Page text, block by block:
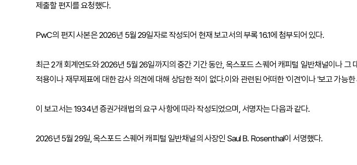
제출할 편지를 요청했다.
PwC의 편지 사본은 2026년 5월 29일자로 작성되어 현재 보고서의 부록 16.1에 첨부되어 있다.
최근 2개 회계연도와 2026년 5월 26일까지의 중간 기간 동안, 옥스포드 스퀘어 캐피털 일반채널이나 그
적용이나 재무제표에 대한 감사 의견에 대해 상담한 적이 없다.이와 관련된 어떠한 '이견'이나 '보고 가능
이 보고서는 1934년 증권거래법의 요구 사항에 따라 작성되었으며, 서명자는 다음과 같다.
2026년 5월 29일, 옥스포드 스퀘어 캐피털 일반채널의 사장인 Saul B. Rosenthal이 서명했다.